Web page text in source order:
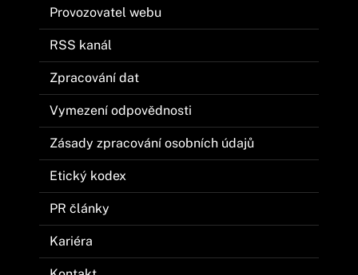
Provozovatel webu
RSS kanál
Zpracování dat
Vymezení odpovědnosti
Zásady zpracování osobních údajů
Etický kodex
PR články
Kariéra